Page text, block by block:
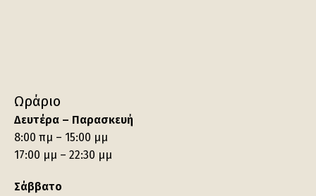
Ωράριο
Δευτέρα – Παρασκευή
8:00 πμ – 15:00 μμ
17:00 μμ – 22:30 μμ
Σάββατο